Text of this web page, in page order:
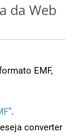
da Web
EMF,
.
converter